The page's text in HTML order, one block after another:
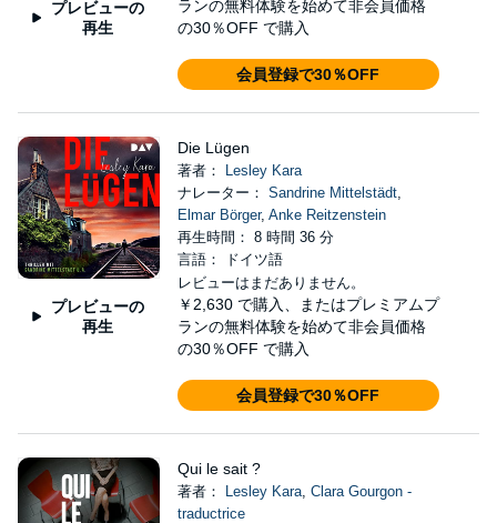
プレビューの
再生
ランの無料体験を始めて非会員価格
の30％OFF で購入
会員登録で30％OFF
プレビューの
再生
Die Lügen
著者：
Lesley Kara
ナレーター： Sandrine Mittelstädt,
Elmar Börger, Anke Reitzenstein
再生時間： 8 時間 36 分
言語： ドイツ語
レビューはまだありません。
￥2,630 で購入、またはプレミアムプ
ランの無料体験を始めて非会員価格
の30％OFF で購入
会員登録で30％OFF
Qui le sait ?
著者： Lesley Kara, Clara Gourgon -
traductrice